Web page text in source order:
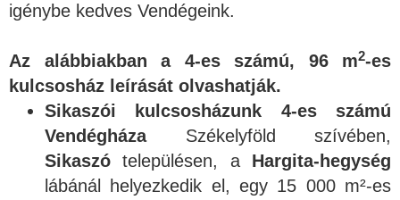
igénybe kedves Vendégeink.
Az alábbiakban a 4-es számú, 96 m2-es
kulcsosház leírását olvashatják.
Sikaszói kulcsosházunk 4-es számú
VendégházaSzékelyföld szívében,
Sikaszó településen, a Hargita-hegység
lábánál helyezkedik el, egy 15 000 m²-es